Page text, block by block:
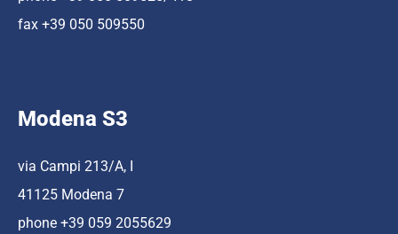
fax +39 050 509550
Modena S3
via Campi 213/A, I
41125 Modena 7
phone +39 059 2055629